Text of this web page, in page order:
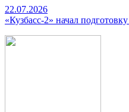
22.07.2026
«Кузбасс-2» начал